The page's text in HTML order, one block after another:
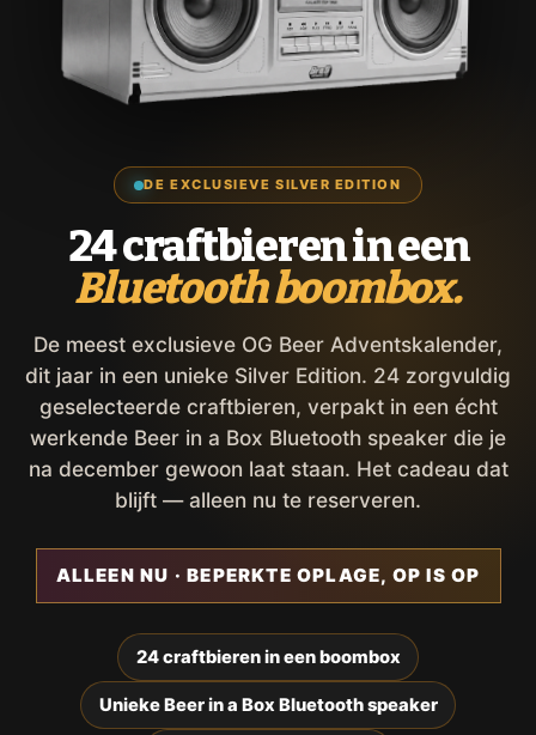
DE EXCLUSIEVE SILVER EDITION
24 craftbieren in een
Bluetooth boombox.
De meest exclusieve OG Beer Adventskalender,
dit jaar in een unieke Silver Edition. 24 zorgvuldig
geselecteerde craftbieren, verpakt in een écht
werkende Beer in a Box Bluetooth speaker die je
na december gewoon laat staan. Het cadeau dat
blijft — alleen nu te reserveren.
ALLEEN NU · BEPERKTE OPLAGE, OP IS OP
24 craftbieren in een boombox
Unieke Beer in a Box Bluetooth speaker